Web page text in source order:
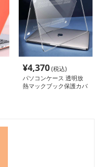
¥4,370(税込)
パソコンケース 透明放
熱マックブック保護カバ